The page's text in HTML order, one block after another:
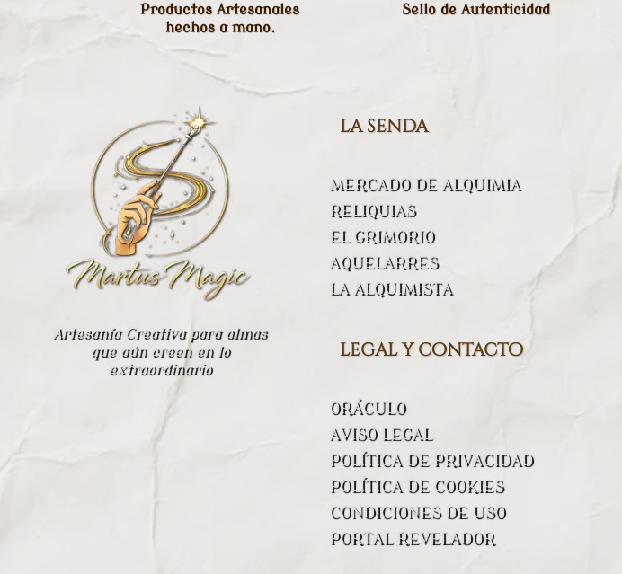
Productos Artesanales
hechos a mano.
Sello de Autenticidad
Artesanía Creativa para almas
que aún creen en lo
extraordinario
la senda
MERCADO DE ALQUIMIA
RELIQUIAS
EL GRIMORIO
AQUELARRES
LA ALQUIMISTA
legal y contacto
ORÁCULO
AVISO LEGAL
POLÍTICA DE PRIVACIDAD
POLÍTICA DE COOKIES
CONDICIONES DE USO
PORTAL REVELADOR